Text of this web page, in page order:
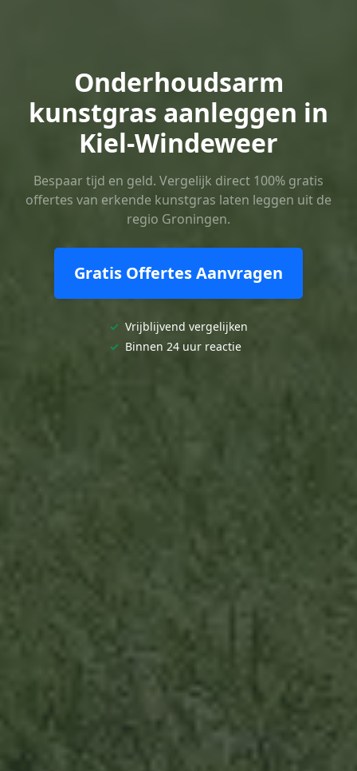
Onderhoudsarm
kunstgras aanleggen in
Kiel-Windeweer
Bespaar tijd en geld. Vergelijk direct 100% gratis
offertes van erkende kunstgras laten leggen uit de
regio Groningen.
Gratis Offertes Aanvragen
✓ Vrijblijvend vergelijken
✓ Binnen 24 uur reactie